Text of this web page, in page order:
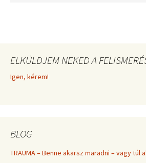
ELKÜLDJEM NEKED A
Igen, kérem!
BLOG
TRAUMA – Benne akarsz maradni – vagy túl